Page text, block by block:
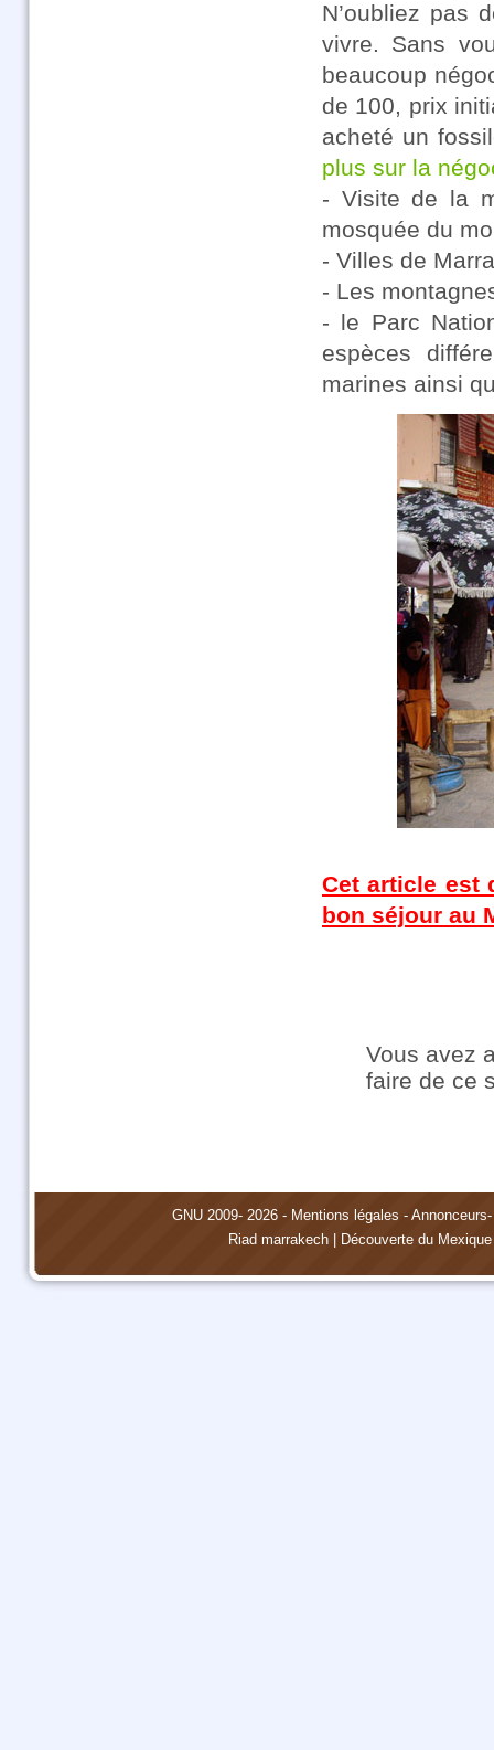
N’oubliez pas
vivre. Sans
beaucoup
de 100, prix
acheté un
plus sur la
- Visite de la
mosquée du
- Villes de
- Les
- le Parc
espèces
marines ainsi
Cet article est
bon séjour au
Vous avez
faire de ce
GNU2009- 2026 - Mentions légales - Annonceurs
Riad marrakech| Découverte du Mexique